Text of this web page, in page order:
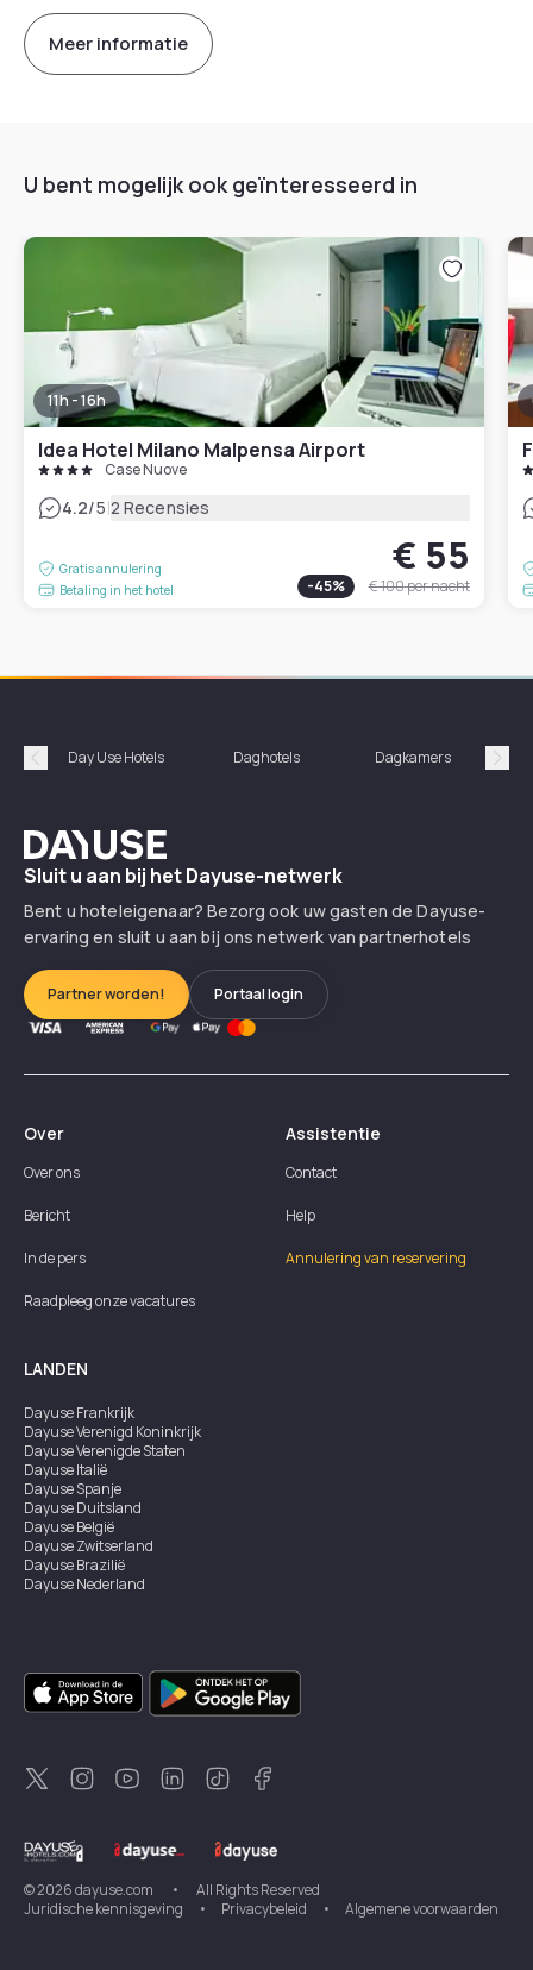
Meer informatie
U bent mogelijk ook geïnteresseerd in
11h - 16h
Idea Hotel Milano Malpensa Airport
Case Nuove
4.2/5|2 Recensies
Gratis annulering
Betaling in het hotel
€ 55
-45% € 100per nacht
Précédent
Day Use Hotels Daghotels Dagkamers
Dayuse
Sluit u aan bij het Dayuse-netwerk
Bent u hoteleigenaar? Bezorg ook uw gasten de Dayuse-
ervaring en sluit u aan bij ons netwerk van partnerhotels
Partner worden! Portaal login
Over
Over ons
Bericht
In de pers
Raadpleeg onze vacatures
Assistentie
Contact
Help
Annulering van reservering
LANDEN
DayuseFrankrijk
DayuseVerenigd Koninkrijk
DayuseVerenigde Staten
DayuseItalië
DayuseSpanje
DayuseDuitsland
DayuseBelgië
DayuseZwitserland
DayuseBrazilië
DayuseNederland
DayuseCanada
DayuseSingapore
DayuseZweden
DayuseKorea
DayuseNieuw-Zeeland
©2026dayuse.com •
All Rights Reserved
Juridische kennisgeving
• Privacybeleid • Algemene voorwaarden